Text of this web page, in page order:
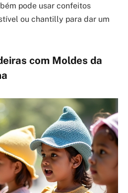
pode usar confeitos
ou chantilly para dar um
com Moldes da